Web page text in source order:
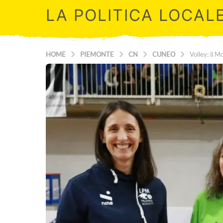
LA POLITICA
HOME PIEMONTE CN CUNEO Volley: il